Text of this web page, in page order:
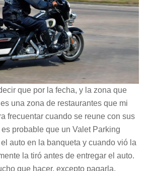
que por la fecha, y la zona que
una zona de restaurantes que mi
frecuentar cuando se reune con sus
probable que un Valet Parking
auto en la banqueta y cuando vió la
la tiró antes de entregar el auto.
que hacer, excepto pagarla.